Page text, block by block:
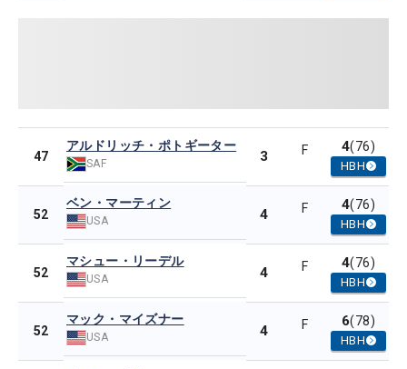
47
アルドリッチ・ポトギーター
SAF 3 F 4(76)
HBH
52
ベン・マーティン
USA 4 F 4(76)
HBH
52
マシュー・リーデル
USA 4 F 4(76)
HBH
52
マック・マイズナー
USA 4 F 6(78)
HBH